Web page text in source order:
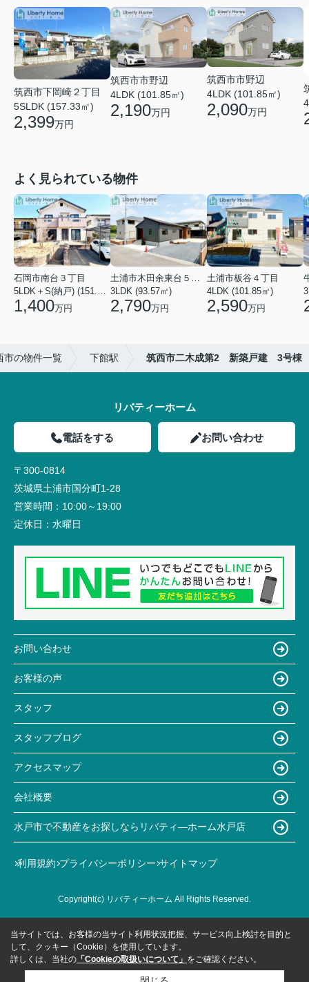
筑西市下岡崎２丁目
5SLDK (157.33㎡)
2,399万円
筑西市市野辺
4LDK (101.85㎡)
2,190万円
筑西市市野辺
4LDK (101.85㎡)
2,090万円
よく見られている物件
石岡市南台３丁目
5LDK＋S(納戸) (151.80㎡)
1,400万円
土浦市木田余東台５丁目
3LDK (93.57㎡)
2,790万円
土浦市板谷４丁目
4LDK (101.85㎡)
2,590万円
市の物件一覧 下館駅 筑西市二木成第2 新築戸建 3号棟
リバティーホーム
電話をする お問い合わせ
〒300-0814
茨城県土浦市国分町1-28
営業時間： 10:00～19:00
定休日： 水曜日
お問い合わせ
お客様の声
スタッフ
スタッフブログ
アクセスマップ
会社概要
水戸市で不動産をお探しならリバティ―ホーム水戸店
利用規約 プライバシーポリシー サイトマップ
Copyright(c) リバティーホーム All Rights Reserved.
当サイトでは、お客様の当サイト利用状況把握、サービス向上検討を目的と
して、クッキー（Cookie）を使用しています。
詳しくは、当社の 「Cookieの取扱いについて」 をご確認ください。